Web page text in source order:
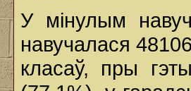
У мінулым
навучалася
класаў, пры